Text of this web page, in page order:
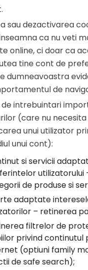
sau dezactivarea
ca nu veti
online, ci doar ca
tine cont de
dumneavoastra
de
de intrebuintari
(care nu necesita
unui utilizator
unui cont):
si servicii
utilizatorului
de produse si
adaptate
– retinerea
filtrelor de
privind continutul
(optiuni family
de safe search);